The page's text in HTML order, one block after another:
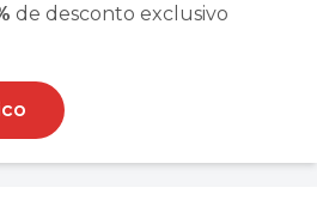
de desconto exclusivo